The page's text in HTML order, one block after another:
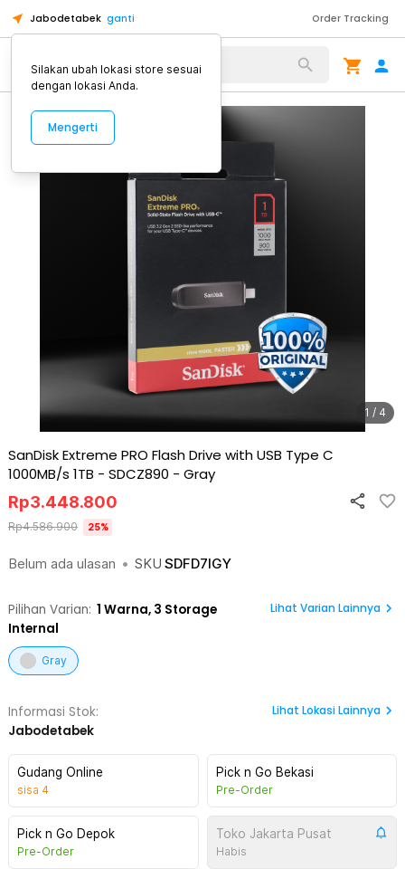
Jabodetabek ganti Order Tracking
Alat Kopi
1 / 4
SanDisk Extreme PRO Flash Drive with USB Type C
1000MB/s 1TB - SDCZ890 - Gray
Belum ada ulasan • SKU SDFD7IGY
Rp3.448.800
Rp4.586.900 25%
Pilihan Varian: 1 Warna, 3 Storage
Internal
Lihat Varian Lainnya
Gray
Informasi Stok:
Jabodetabek
Lihat Lokasi Lainnya
Gudang Online
sisa 4
Pick n Go Bekasi
Pre-Order
Pick n Go Depok
Pre-Order
Toko Jakarta Pusat
Habis
Silakan ubah lokasi store sesuai
dengan lokasi Anda.
Mengerti